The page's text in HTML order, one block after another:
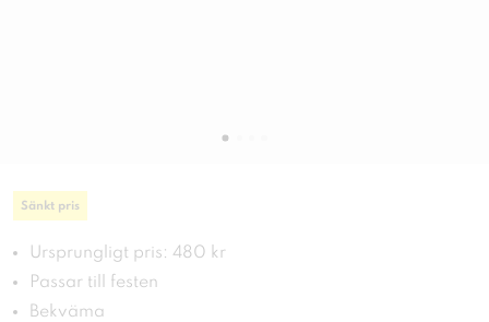
Sänkt pris
Ursprungligt pris: 480 kr
Passar till festen
Bekväma